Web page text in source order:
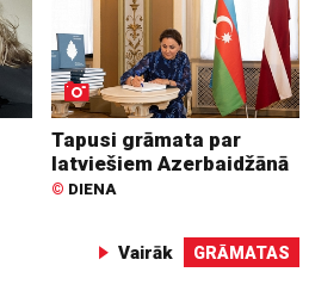
Tapusi grāmata par
latviešiem Azerbaidžānā
© DIENA
Vairāk GRĀMATAS